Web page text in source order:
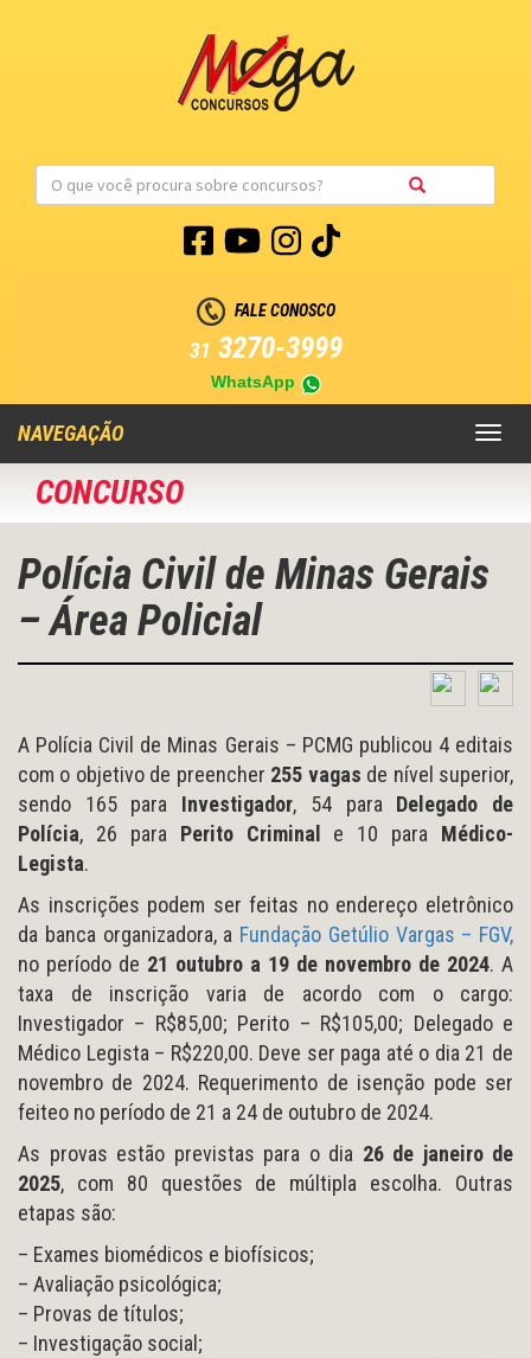
FALE CONOSCO
31 3270-3999
WhatsApp
Toggle
NAVEGAÇÃO
CONCURSO
Polícia Civil de Minas Gerais
– Área Policial
A Polícia Civil de Minas Gerais – PCMG publicou 4 editais
com o objetivo de preencher 255 vagas de nível superior,
sendo 165 para Investigador, 54 para Delegado de
Polícia, 26 para Perito Criminal e 10 para Médico-
Legista.
As inscrições podem ser feitas no endereço eletrônico
da banca organizadora, a Fundação Getúlio Vargas – FGV,
no período de 21 outubro a 19 de novembro de 2024. A
taxa de inscrição varia de acordo com o cargo:
Investigador – R$85,00; Perito – R$105,00; Delegado e
Médico Legista – R$220,00. Deve ser paga até o dia 21 de
novembro de 2024. Requerimento de isenção pode ser
feiteo no período de 21 a 24 de outubro de 2024.
As provas estão previstas para o dia 26 de janeiro de
2025, com 80 questões de múltipla escolha. Outras
etapas são:
– Exames biomédicos e biofísicos;
– Avaliação psicológica;
– Provas de títulos;
– Investigação social;